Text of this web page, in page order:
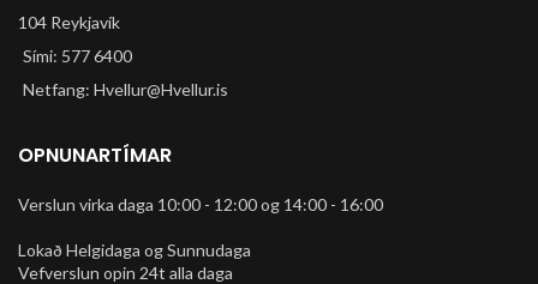
104 Reykjavík
Sími: 577 6400
Netfang: Hvellur@Hvellur.is
OPNUNARTÍMAR
Verslun virka daga 10:00 - 12:00 og 14:00 - 16:00
Lokað Helgidaga og Sunnudaga
Vefverslun opin 24t alla daga